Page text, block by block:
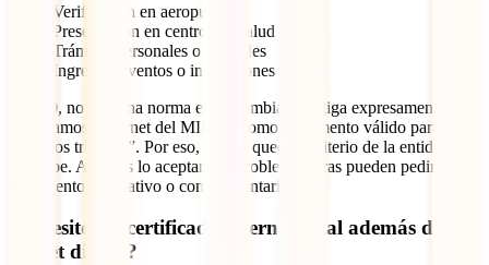
Verificación en aeropuertos
Presentación en centros de salud
Trámites personales o laborales
Ingreso a eventos o instituciones
PERO, no hay una norma en Colombia que diga expresamente:
“aceptamos el carnet del MINSA como documento válido para
todos los trámites”. Por eso, su uso queda a criterio de la entidad que
lo recibe. Algunas lo aceptan sin problema, otras pueden pedirte un
documento alternativo o complementario.
¿Necesito un certificado internacional además del
carnet digital?